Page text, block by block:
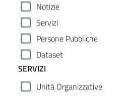
Notizie
Servizi
Persone Pubbliche
Dataset
SERVIZI
Unità Organizzative